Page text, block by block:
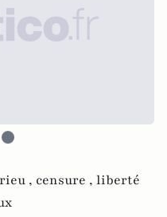
, censure , liberté